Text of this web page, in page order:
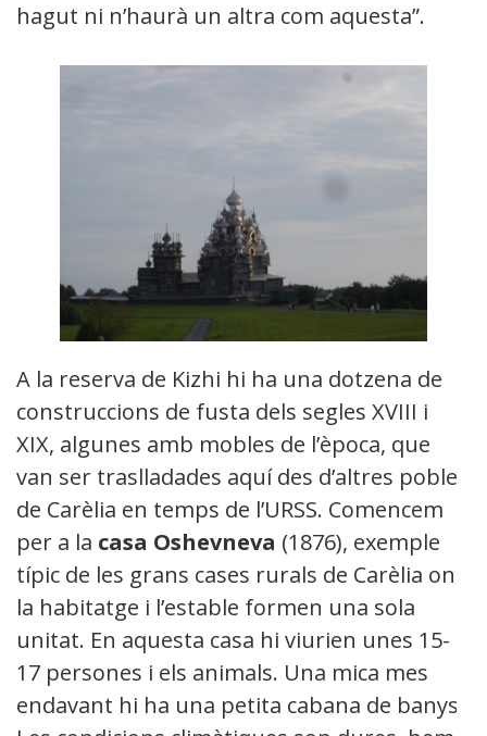
hagut ni n’haurà un altra com aquesta”.
A la reserva de Kizhi hi ha una dotzena de
construccions de fusta dels segles XVIII i
XIX, algunes amb mobles de l’època, que
van ser traslladades aquí des d’altres pobles
de Carèlia en temps de l’URSS. Comencem
per a la casa Oshevneva (1876), exemple
típic de les grans cases rurals de Carèlia on
la habitatge i l’estable formen una sola
unitat. En aquesta casa hi viurien unes 15-
17 persones i els animals. Una mica mes
endavant hi ha una petita cabana de banys.